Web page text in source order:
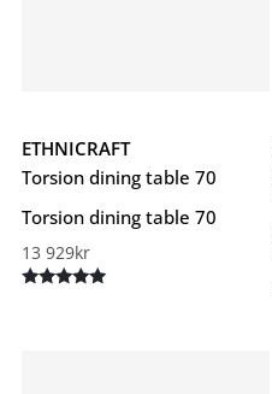
ETHNICRAFT
Torsion dining table 70
Torsion dining table 70
13 929kr